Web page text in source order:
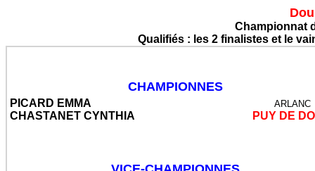
Championnat
Qualifiés : les 2 finalistes et le
CHAMPIONNES
PICARD EMMA
CHASTANET CYNTHIA
ARLANC
PUY DE